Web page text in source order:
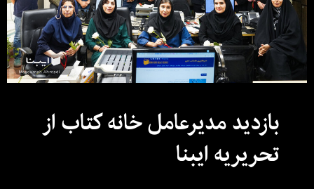
بازدید مدیرعامل خانه کتاب از
تحریریه ایبنا